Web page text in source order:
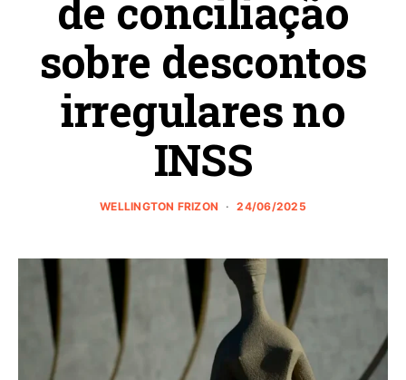
de conciliação
sobre descontos
irregulares no
INSS
WELLINGTON FRIZON 24/06/2025